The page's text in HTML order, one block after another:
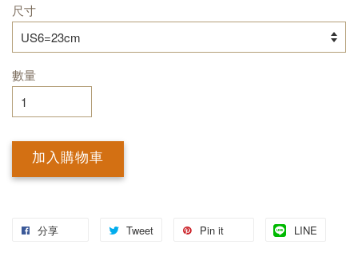
尺寸
數量
加入購物車
分享 Tweet Pin it LINE